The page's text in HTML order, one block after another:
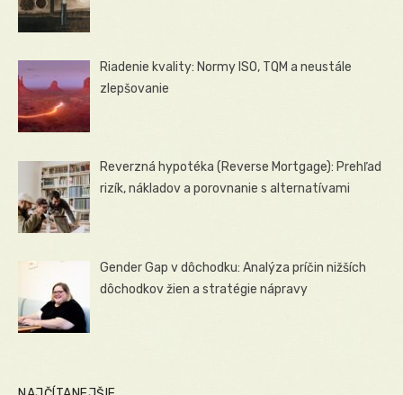
Riadenie kvality: Normy ISO, TQM a neustále
zlepšovanie
Reverzná hypotéka (Reverse Mortgage): Prehľad
rizík, nákladov a porovnanie s alternatívami
Gender Gap v dôchodku: Analýza príčin nižších
dôchodkov žien a stratégie nápravy